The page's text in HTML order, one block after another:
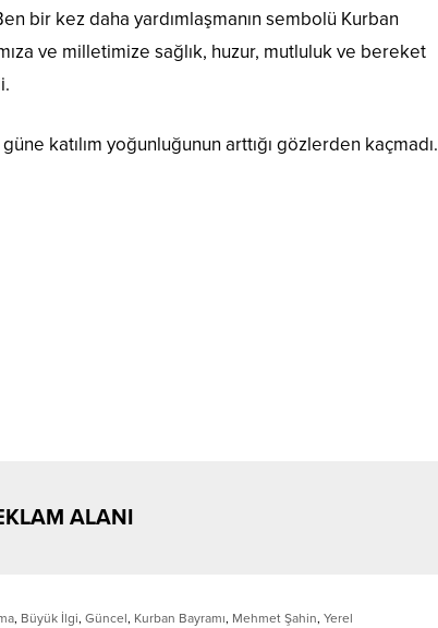
bir kez daha yardımlaşmanın sembolü Kurban
ve milletimize sağlık, huzur, mutluluk ve bereket
katılım yoğunluğunun arttığı gözlerden kaçmadı.
ALANI
, Büyük İlgi, Güncel, Kurban Bayramı, Mehmet Şahin, Yerel